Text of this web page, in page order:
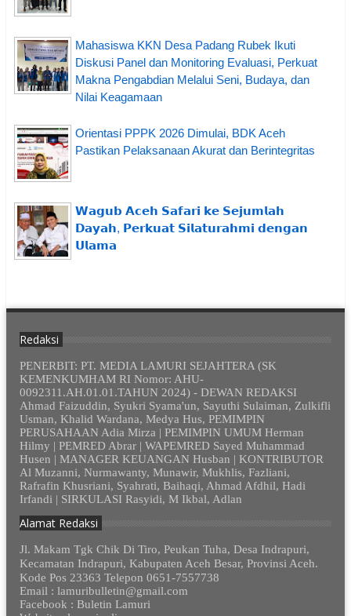
Mahasiswa KKN Desa Padang Rubek Ikuti
Diskusi Panel dan Monitoring Evaluasi, Perkuat
Makna Pengabdian Melalui Seni, Budaya, dan
Nilai Keagamaan
Orientasi PPPK 2026 Dimulai, BDK Aceh
Pastikan Pelaksanaan Akurat dan Berintegritas
𝗪𝗮𝗴𝘂𝗯 𝗔𝗰𝗲𝗵 𝗦𝗮𝗳𝗮𝗿𝗶 𝗸𝗲 𝗦𝗲𝗷𝘂𝗺𝗹𝗮𝗵
𝗗𝗮𝘆𝗮𝗵, 𝗣𝗲𝗿𝗸𝘂𝗮𝘁 𝗦𝗶𝗹𝗮𝘁𝘂𝗿𝗮𝗵𝗺𝗶 𝗱𝗲𝗻𝗴𝗮𝗻
𝗨𝗹𝗮𝗺𝗮
Redaksi
PENERBIT: PT. MEDIA LAMURI SEJAHTERA (SK
KEMENKUMHAM RI Nomor: AHU-
0092311.AH.01.01.TAHUN 2024) - DEWAN REDAKSI
Ahmad Faizuddin, Syukri Syama'un, Sayuthi Sulaiman, Zulkifli
Usman, Khalid Wardana, Medya Hus, PEMIMPIN
PERUSAHAAN Adia Mirza | PEMIMPIN UMUM Herman
Hilmy | PEMRED Abrar | WAPEMRED Sayed Muhammad
Husen | MANAGER KEUANGAN Husban | KONTRIBUTOR
Al Muzanni, Nurmawanty, Munawir, Mukhlis, Fazliani,
Rafrafin Khusriani, Syahrati, Baihaqi, Ahmad Afdhil, Hadi
Irfandi | SIRKULASI Rasyidi, M Ikbal, Adlan
Alamat Redaksi
Jl. Makam Tgk Chik Di Tiro, Peukan Tuha, Desa Indrapuri,
Kecamatan Indrapuri, Kabupaten Aceh Besar, Provinsi Aceh.
Kode Pos 23363 Telepon 0651-7557738
Email : lamuribulletin@gmail.com
Facebook : Buletin Lamuri